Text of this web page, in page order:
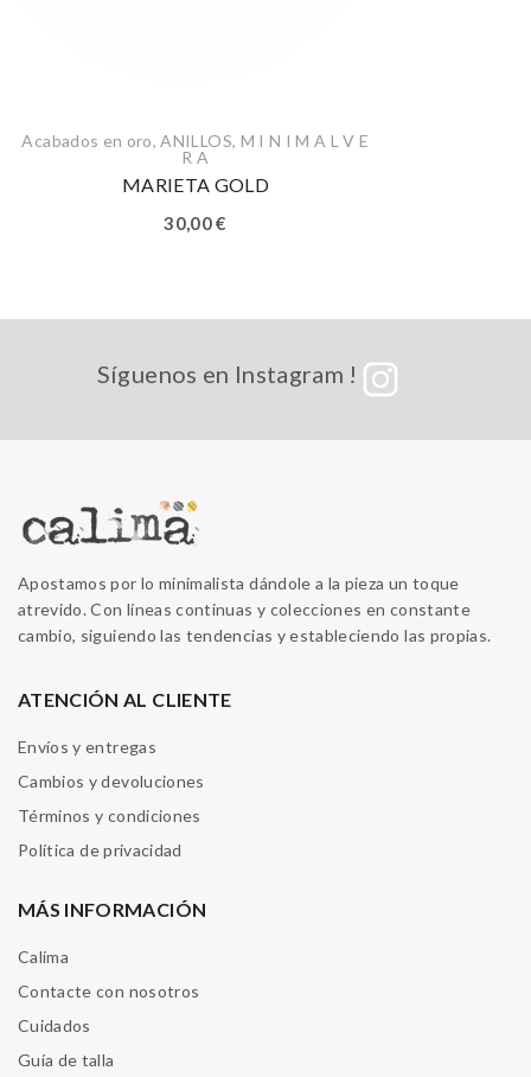
Acabados en oro,ANILLOS, M I N I M A L V E
R A
MARIETA GOLD
30,00€
Síguenos en Instagram !
Apostamos por lo minimalista dándole a la pieza un toque
atrevido. Con líneas continuas y colecciones en constante
cambio, siguiendo las tendencias y estableciendo las propias.
ATENCIÓN AL CLIENTE
Envíos y entregas
Cambios y devoluciones
Términos y condiciones
Política de privacidad
MÁS INFORMACIÓN
Calima
Contacte con nosotros
Cuidados
Guía de talla